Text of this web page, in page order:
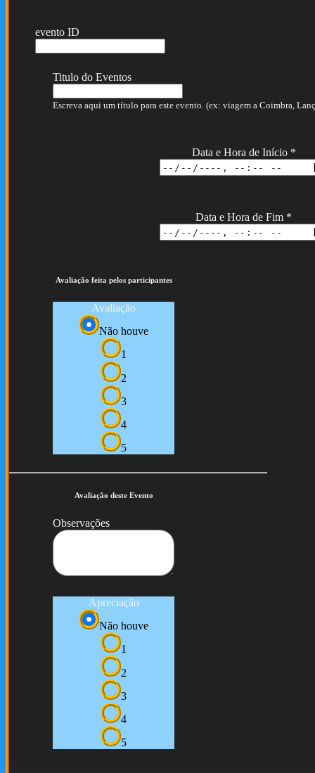
evento ID
Titulo do Eventos
Escreva aqui um título para este evento. (ex: viagem a Coimbra,
Data e Hora de Início *
Data e Hora de Fim *
Avaliação feita pelos participantes
Avaliação
Não houve
1
2
3
4
5
Avaliação deste Evento
Observações
Apreciação
Não houve
1
2
3
4
5